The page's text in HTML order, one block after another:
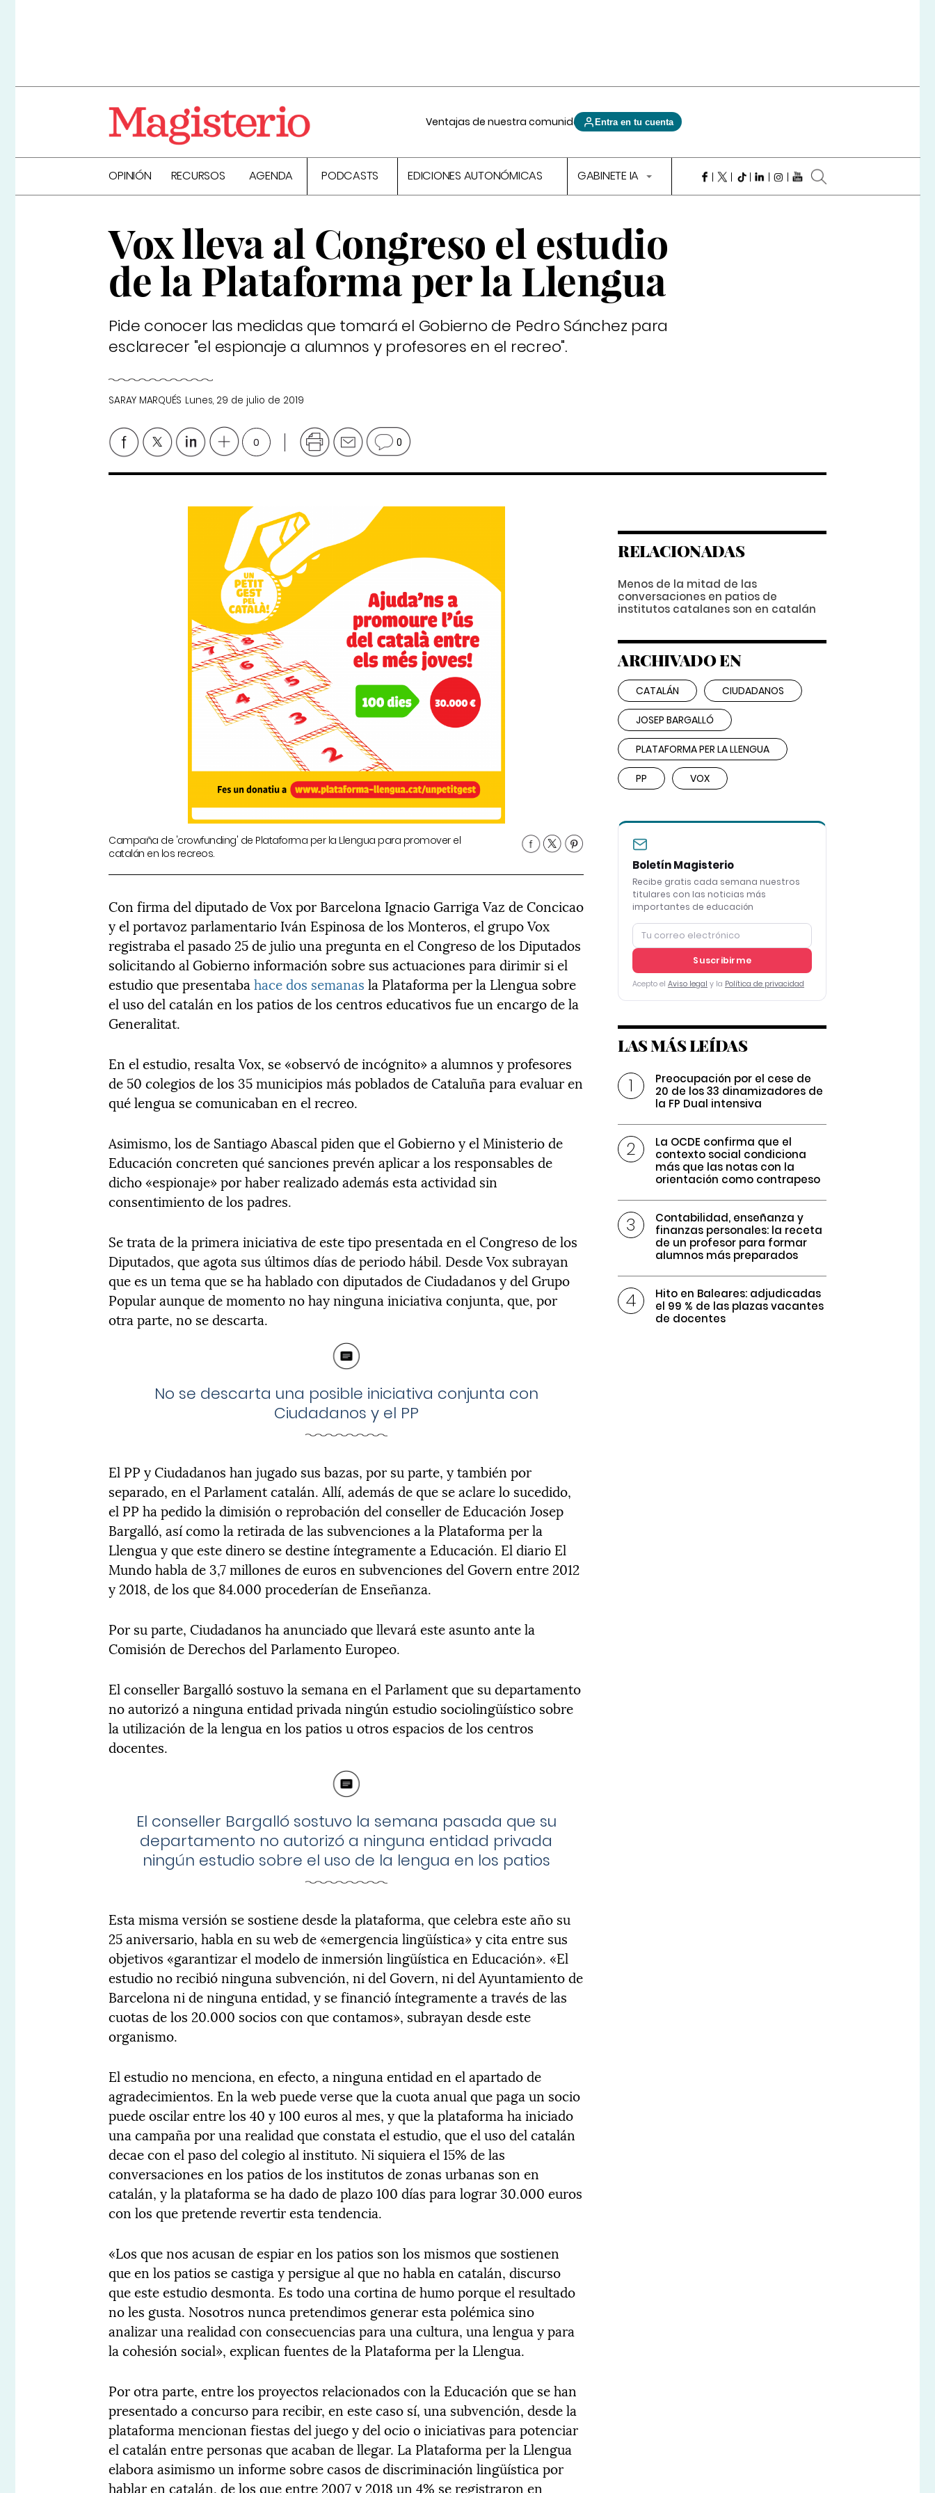
Ventajas de nuestra comunidad Entra en tu cuenta
OPINIÓN RECURSOS AGENDA PODCASTS EDICIONES AUTONÓMICAS GABINETE IA
Vox lleva al Congreso el estudio
de la Plataforma per la Llengua
Pide conocer las medidas que tomará el Gobierno de Pedro Sánchez para
esclarecer "el espionaje a alumnos y profesores en el recreo".
SARAY MARQUÉS Lunes, 29 de julio de 2019
0 0
Campaña de 'crowfunding' de Plataforma per la Llengua para promover el
catalán en los recreos.
Con firma del diputado de Vox por Barcelona Ignacio Garriga Vaz de Concicao
y el portavoz parlamentario Iván Espinosa de los Monteros, el grupo Vox
registraba el pasado 25 de julio una pregunta en el Congreso de los Diputados
solicitando al Gobierno información sobre sus actuaciones para dirimir si el
estudio que presentabahace dos semanas la Plataforma per la Llengua sobre
el uso del catalán en los patios de los centros educativos fue un encargo de la
Generalitat.
En el estudio, resalta Vox, se «observó de incógnito» a alumnos y profesores
de 50 colegios de los 35 municipios más poblados de Cataluña para evaluar en
qué lengua se comunicaban en el recreo.
Asimismo, los de Santiago Abascal piden que el Gobierno y el Ministerio de
Educación concreten qué sanciones prevén aplicar a los responsables de
dicho «espionaje» por haber realizado además esta actividad sin
consentimiento de los padres.
Se trata de la primera iniciativa de este tipo presentada en el Congreso de los
Diputados, que agota sus últimos días de periodo hábil. Desde Vox subrayan
que es un tema que se ha hablado con diputados de Ciudadanos y del Grupo
Popular aunque de momento no hay ninguna iniciativa conjunta, que, por
otra parte, no se descarta.
No se descarta una posible iniciativa conjunta con
Ciudadanos y el PP
El PP y Ciudadanos han jugado sus bazas, por su parte, y también por
separado, en el Parlament catalán. Allí, además de que se aclare lo sucedido,
el PP ha pedido la dimisión o reprobación del conseller de Educación Josep
Bargalló, así como la retirada de las subvenciones a la Plataforma per la
Llengua y que este dinero se destine íntegramente a Educación. El diario El
Mundo habla de 3,7 millones de euros en subvenciones del Govern entre 2012
y 2018, de los que 84.000 procederían de Enseñanza.
Por su parte, Ciudadanos ha anunciado que llevará este asunto ante la
Comisión de Derechos del Parlamento Europeo.
El conseller Bargalló sostuvo la semana en el Parlament que su departamento
no autorizó a ninguna entidad privada ningún estudio sociolingüístico sobre
la utilización de la lengua en los patios u otros espacios de los centros
docentes.
El conseller Bargalló sostuvo la semana pasada que su
departamento no autorizó a ninguna entidad privada
ningún estudio sobre el uso de la lengua en los patios
Esta misma versión se sostiene desde la plataforma, que celebra este año su
25 aniversario, habla en su web de «emergencia lingüística» y cita entre sus
objetivos «garantizar el modelo de inmersión lingüística en Educación». «El
estudio no recibió ninguna subvención, ni del Govern, ni del Ayuntamiento de
Barcelona ni de ninguna entidad, y se financió íntegramente a través de las
cuotas de los 20.000 socios con que contamos», subrayan desde este
organismo.
El estudio no menciona, en efecto, a ninguna entidad en el apartado de
agradecimientos. En la web puede verse que la cuota anual que paga un socio
puede oscilar entre los 40 y 100 euros al mes, y que la plataforma ha iniciado
una campaña por una realidad que constata el estudio, que el uso del catalán
decae con el paso del colegio al instituto. Ni siquiera el 15% de las
conversaciones en los patios de los institutos de zonas urbanas son en
catalán, y la plataforma se ha dado de plazo 100 días para lograr 30.000 euros
con los que pretende revertir esta tendencia.
«Los que nos acusan de espiar en los patios son los mismos que sostienen
que en los patios se castiga y persigue al que no habla en catalán, discurso
que este estudio desmonta. Es todo una cortina de humo porque el resultado
no les gusta. Nosotros nunca pretendimos generar esta polémica sino
analizar una realidad con consecuencias para una cultura, una lengua y para
la cohesión social», explican fuentes de la Plataforma per la Llengua.
Por otra parte, entre los proyectos relacionados con la Educación que se han
presentado a concurso para recibir, en este caso sí, una subvención, desde la
plataforma mencionan fiestas del juego y del ocio o iniciativas para potenciar
el catalán entre personas que acaban de llegar. La Plataforma per la Llengua
elabora asimismo un informe sobre casos de discriminación lingüística por
hablar en catalán, de los que entre 2007 y 2018 un 4% se registraron en
RELACIONADAS
Menos de la mitad de las
conversaciones en patios de
institutos catalanes son en catalán
ARCHIVADO EN
CATALÁN CIUDADANOS
JOSEP BARGALLÓ
PLATAFORMA PER LA LLENGUA
PP VOX
Boletín Magisterio
Recibe gratis cada semana nuestros
titulares con las noticias más
importantes de educación
Suscribirme
Acepto el Aviso legal y la Política de privacidad
LAS MÁS LEÍDAS
Preocupación por el cese de
20 de los 33 dinamizadores de
la FP Dual intensiva
La OCDE confirma que el
contexto social condiciona
más que las notas con la
orientación como contrapeso
Contabilidad, enseñanza y
finanzas personales: la receta
de un profesor para formar
alumnos más preparados
Hito en Baleares: adjudicadas
el 99 % de las plazas vacantes
de docentes